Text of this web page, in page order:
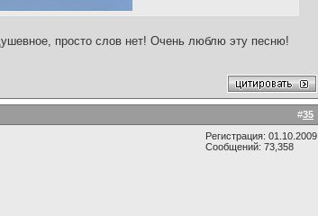
просто слов нет! Очень люблю эту песню!
#35
Регистрация: 01.10.2009
Сообщений: 73,358